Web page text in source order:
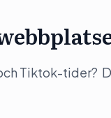
Tiktok-tider?